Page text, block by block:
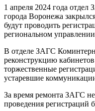
1 апреля 2024 года
города Воронежа
будут проводить
региональном
В отделе ЗАГС
реконструкцию
торжественные
устаревшие
За время ремонта ЗАГС не
проведения регистраций